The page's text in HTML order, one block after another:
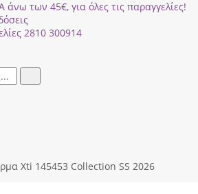
των 45€, για όλες τις παραγγελίες!
2810 300914
Xti 145453 Collection SS 2026